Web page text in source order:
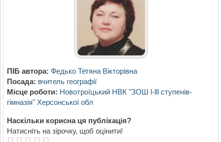
ПІБ автора: Федько Тетяна Вікторівна
Посада: вчитель географії
Місце роботи: Новотроїцький НВК "ЗОШ l-lll ступенів-
гімназія" Херсонської обл
Наскільки корисна ця публікація?
Натисніть на зірочку, щоб оцінити!